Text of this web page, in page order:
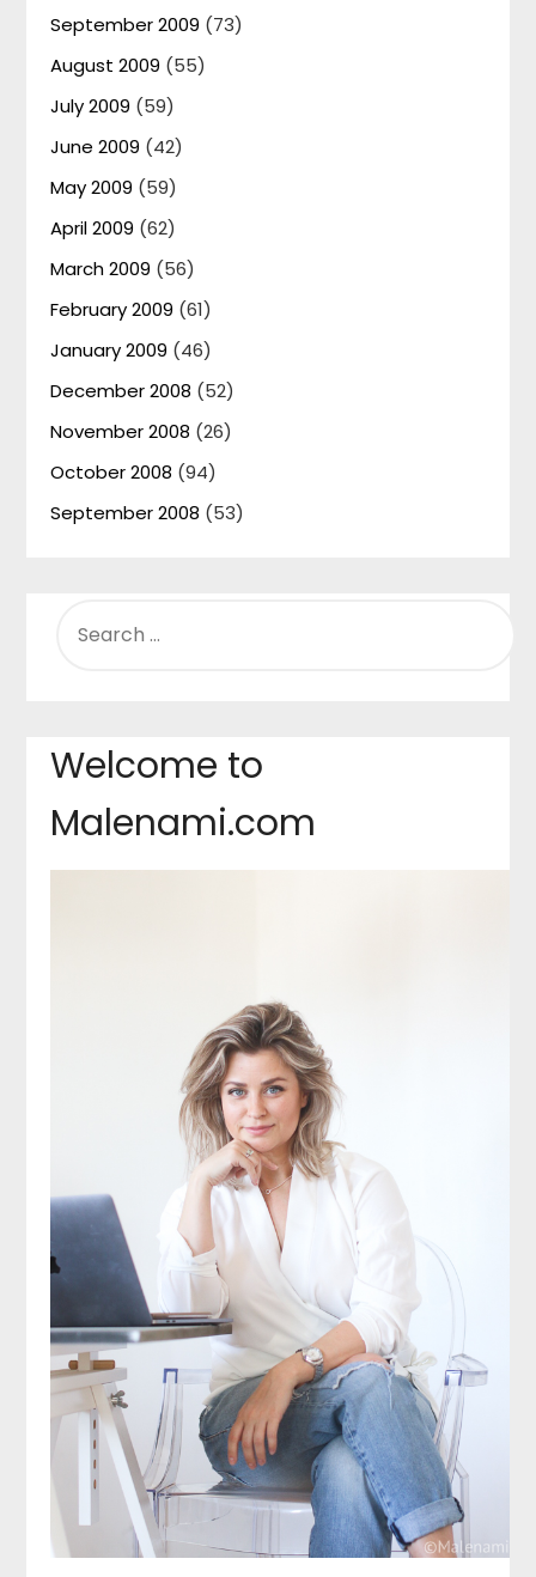
September 2009 (73)
August 2009 (55)
July 2009 (59)
June 2009 (42)
May 2009 (59)
April 2009 (62)
March 2009 (56)
February 2009 (61)
January 2009 (46)
December 2008 (52)
November 2008 (26)
October 2008 (94)
September 2008 (53)
FOR:
Welcome to
Malenami.com